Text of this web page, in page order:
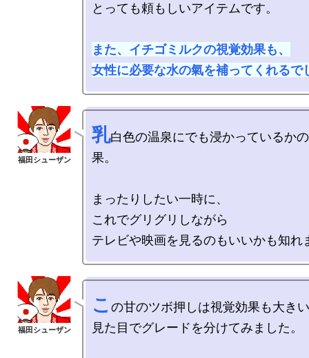
とっても頼もしいアイテムです。
また、イチゴミルクの視覚効果も、
女性に必要な水の氣を補ってくれるで
乳白色の温泉にでも浸かっているか
果。
まったりしたい一時に、
これでグリグリしながら
こ の甘のツボ押しは視覚効果も大き
見た目でグレードを分けてみました。